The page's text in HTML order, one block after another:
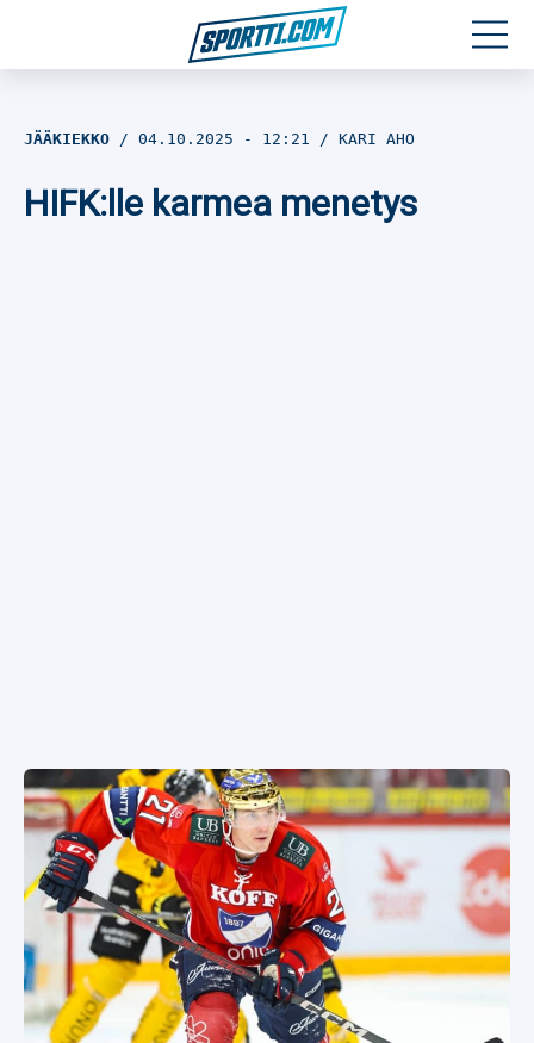
JÄÄKIEKKO 04.10.2025 - 12:21 KARI AHO
HIFK:lle karmea menetys